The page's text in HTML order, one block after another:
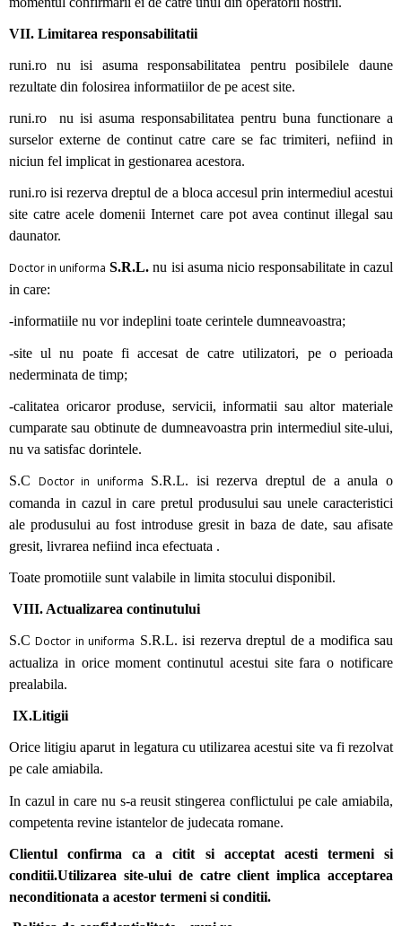
VII. Limitarea responsabilitatii
runi.ro nu isi asuma responsabilitatea pentru posibilele daune
rezultate din folosirea informatiilor de pe acest site.
runi.ro nu isi asuma responsabilitatea pentru buna functionare a
surselor externe de continut catre care se fac trimiteri, nefiind in
niciun fel implicat in gestionarea acestora.
runi.ro isi rezerva dreptul de a bloca accesul prin intermediul acestui
site catre acele domenii Internet care pot avea continut illegal sau
daunator.
Doctor in uniforma S.R.L. nu isi asuma nicio responsabilitate in cazul
in care:
-informatiile nu vor indeplini toate cerintele dumneavoastra;
-site ul nu poate fi accesat de catre utilizatori, pe o perioada
nederminata de timp;
-calitatea oricaror produse, servicii, informatii sau altor materiale
cumparate sau obtinute de dumneavoastra prin intermediul site-ului,
nu va satisfac dorintele.
S.C Doctor in uniforma S.R.L. isi rezerva dreptul de a anula o
comanda in cazul in care pretul produsului sau unele caracteristici
ale produsului au fost introduse gresit in baza de date, sau afisate
gresit, livrarea nefiind inca efectuata .
Toate promotiile sunt valabile in limita stocului disponibil.
VIII. Actualizarea continutului
S.CDoctor in uniforma S.R.L. isi rezerva dreptul de a modifica sau
actualiza in orice moment continutul acestui site fara o notificare
prealabila.
IX.Litigii
Orice litigiu aparut in legatura cu utilizarea acestui site va fi rezolvat
pe cale amiabila.
In cazul in care nu s-a reusit stingerea conflictului pe cale amiabila,
competenta revine istantelor de judecata romane.
Clientul confirma ca a citit si acceptat acesti termeni si
conditii.Utilizarea site-ului de catre client implica acceptarea
neconditionata a acestor termeni si conditii.